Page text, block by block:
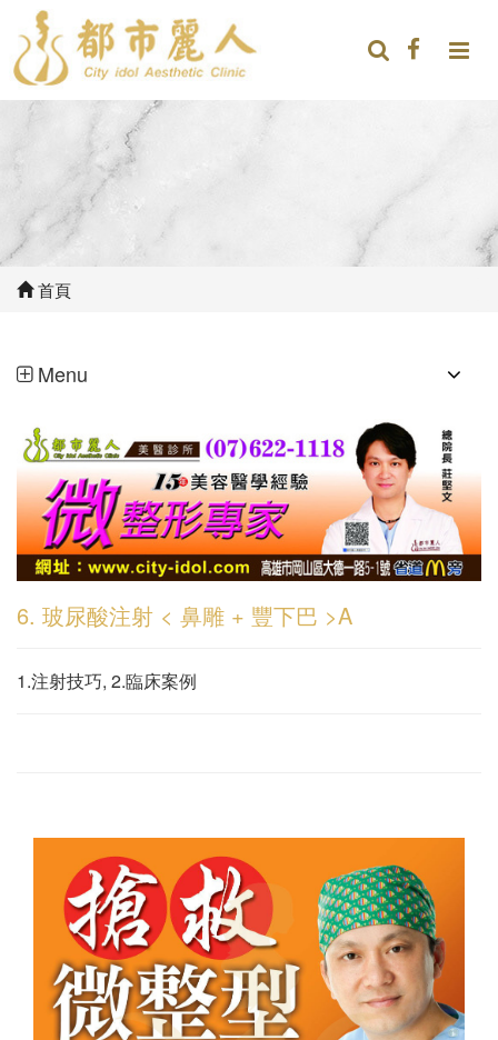
首頁
Menu
6. 玻尿酸注射 < 鼻雕 + 豐下巴 >A
1.注射技巧, 2.臨床案例